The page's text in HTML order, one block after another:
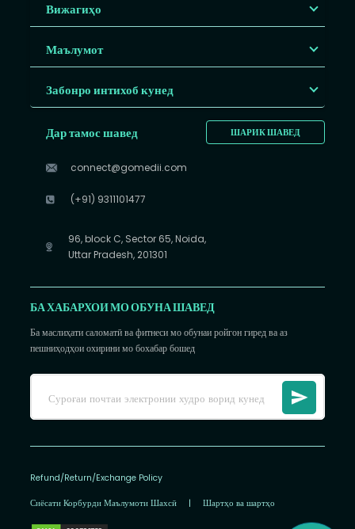
Вижагиҳо
Маълумот
Забонро интихоб кунед
ШАРИК ШАВЕД
Дар тамос шавед
connect@gomedii.com
(+91) 9311101477
96, block C, Sector 65, Noida,
Uttar Pradesh, 201301
БА ХАБАРХОИ МО ОБУНА ШАВЕД
Ба маслиҳати саломатӣ ва фитнеси мо обунаи ройгон гиред ва аз
пешниҳодҳои охирини мо бохабар бошед
Refund/Return/Exchange Policy
Сиёсати Корбурди Маълумоти Шахсӣ | Шартҳо ва шартҳо